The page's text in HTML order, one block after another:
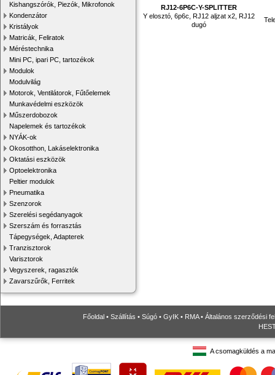
Kishangszórók, Piezók, Mikrofonok
Kondenzátor
Kristályok
Matricák, Feliratok
Méréstechnika
Mini PC, ipari PC, tartozékok
Modulok
Modulvilág
Motorok, Ventilátorok, Fűtőelemek
Munkavédelmi eszközök
Műszerdobozok
Napelemek és tartozékok
NYÁK-ok
Okosotthon, Lakáselektronika
Oktatási eszközök
Optoelektronika
Peltier modulok
Pneumatika
Szenzorok
Szerelési segédanyagok
Szerszám és forrasztás
Tápegységek, Adapterek
Tranzisztorok
Varisztorok
Vegyszerek, ragasztók
Zavarszűrők, Ferritek
RJ12-6P6C-Y-SPLITTER
Y elosztó, 6p6c, RJ12 aljzat x2, RJ12
dugó
Főoldal • Szállítás • Súgó • GyIK • RMA• Általános szerződési
A csomagküldés a